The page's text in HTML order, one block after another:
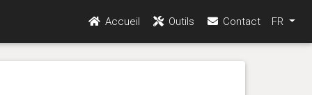
Accueil Outils Contact FR